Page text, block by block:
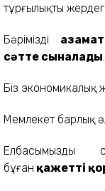
тұрғылықты
Бәріміздің
сәтте сыналады
Біз экономикалық
Мемлекет барлық
Елбасымыздың
бұған қажетті